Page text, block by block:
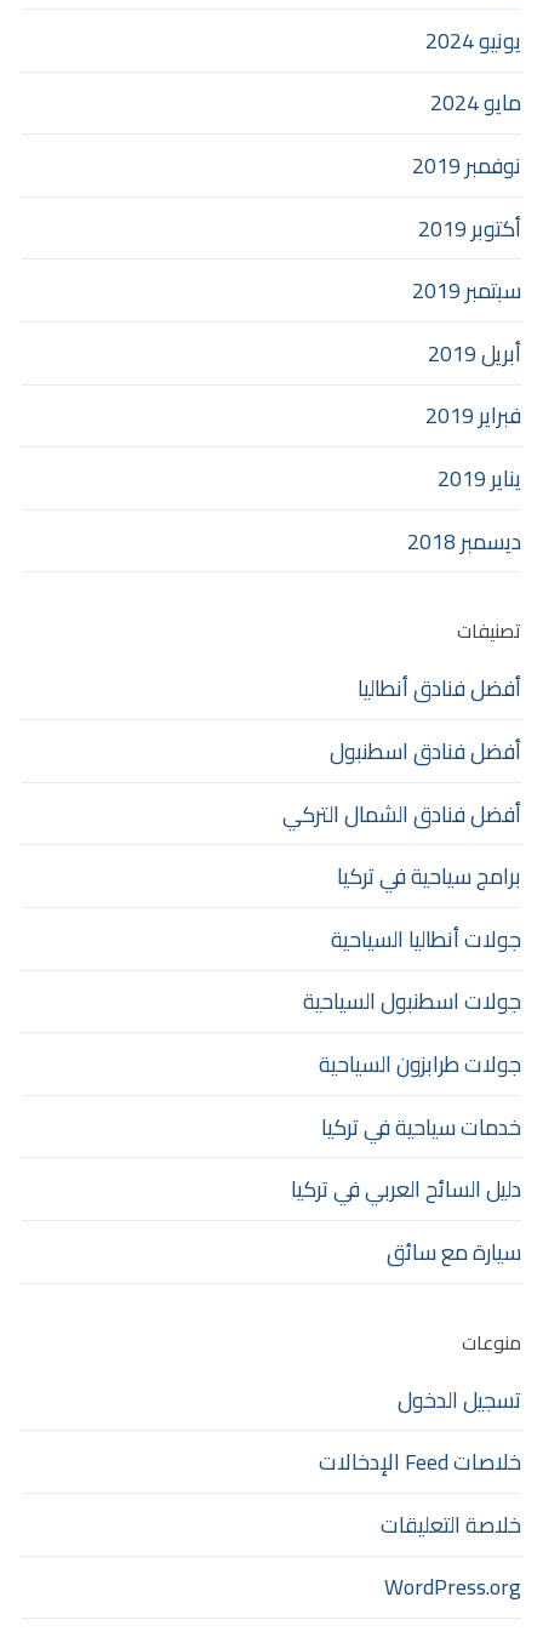
يونيو 2024
مايو 2024
نوفمبر 2019
أكتوبر 2019
سبتمبر 2019
أبريل 2019
فبراير 2019
يناير 2019
ديسمبر 2018
تصنيفات
أفضل فنادق أنطاليا
أفضل فنادق اسطنبول
أفضل فنادق الشمال التركي
برامج سياحية في تركيا
جولات أنطاليا السياحية
جولات اسطنبول السياحية
جولات طرابزون السياحية
خدمات سياحية في تركيا
دليل السائح العربي في تركيا
سيارة مع سائق
منوعات
تسجيل الدخول
خلاصات Feed الإدخالات
خلاصة التعليقات
WordPress.org